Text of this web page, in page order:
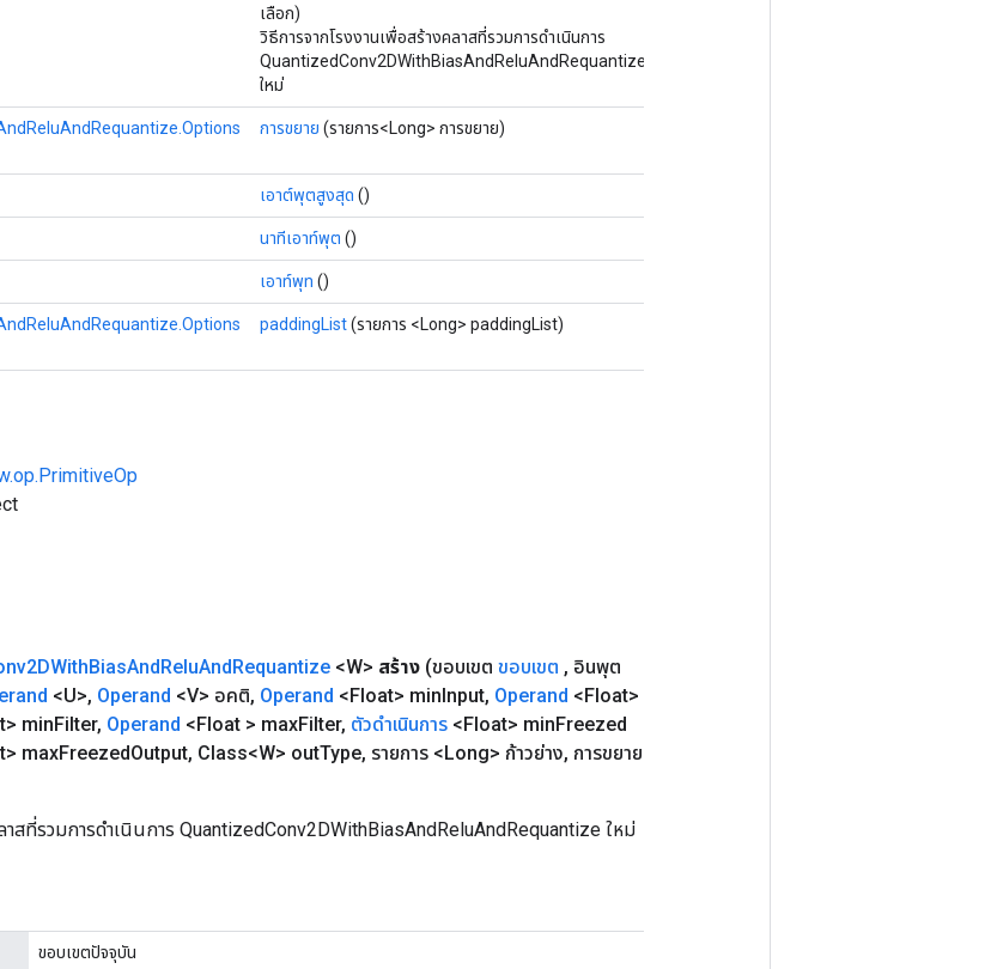
เลือก)
วิธีการจากโรงงานเพื่อสร้างคลาสที่รวมการดำเนินการ
QuantizedConv2DWithBiasAndReluAndRequantize
ใหม่
การขยาย (รายการ<Long> การขยาย)
เอาต์พุตสูงสุด ()
นาทีเอาท์พุต ()
เอาท์พุท ()
paddingList(รายการ <Long> paddingList)
BiasAndReluAndRequantize <W> สร้าง (ขอบเขต ขอบเขต , อินพุต
<U>, Operand <V> อคติ, Operand <Float> minInput, Operand <Float>
minFilter, Operand <Float > maxFilter, ตัวดำเนินการ <Float> minFreezed
maxFreezedOutput, Class<W> outType, รายการ <Long> ก้าวย่าง, การขยาย
าสที่รวมการดำเนินการ QuantizedConv2DWithBiasAndReluAndRequantize ใหม่
ขอบเขตปัจจุบัน